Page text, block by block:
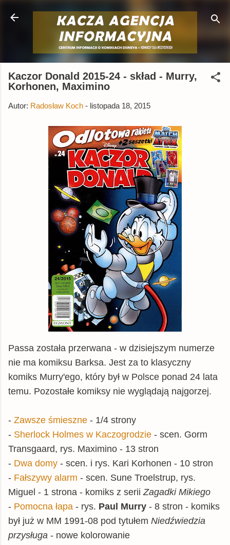
Przejdź do głównej zawartości
Kaczor Donald 2015-24 - skład - Murry,
Korhonen, Maximino
Autor: Radosław Koch - listopada 18, 2015
Passa została przerwana - w dzisiejszym numerze
nie ma komiksu Barksa. Jest za to klasyczny
komiks Murry'ego, który był w Polsce ponad 24 lata
temu. Pozostałe komiksy nie wyglądają najgorzej.
- Zawsze śmieszne - 1/4 strony
- Sherlock Holmes w Kaczogrodzie - scen. Gorm
Transgaard, rys. Maximino - 13 stron
- Dwa domy - scen. i rys. Kari Korhonen - 10 stron
- Fałszywy alarm - scen. Sune Troelstrup, rys.
Miguel - 1 strona - komiks z serii Zagadki Mikiego
- Pomocna łapa - rys. Paul Murry - 8 stron - komiks
był już w MM 1991-08 pod tytułem Niedźwiedzia
przysługa - nowe kolorowanie